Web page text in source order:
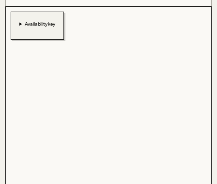
Availability key